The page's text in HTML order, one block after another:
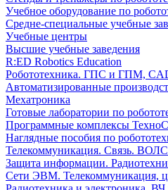
Учебное оборудование по
Средне-специальные учебные
Учебные центры
Высшие учебные заведения
R:ED Robotics Education
Робототехника. ГПС и ГПМ,
Автоматизированные
Мехатроника
Готовые лаборатории по
Программные комплексы
Наглядные пособия по
Телекоммуникация. Связь.
Защита информации.
Сети ЭВМ. Телекоммуникация,